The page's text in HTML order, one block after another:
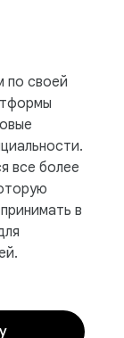
по своей
все более
в